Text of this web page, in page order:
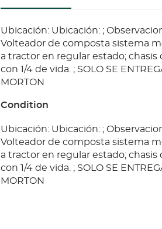
Ubicación: Ubicación: ;
Volteador de composta sistema
a tractor en regular estado; chasis
con 1/4 de vida. ; SOLO SE
MORTON
Condition
Ubicación: Ubicación: ;
Volteador de composta sistema
a tractor en regular estado; chasis
con 1/4 de vida. ; SOLO SE
MORTON